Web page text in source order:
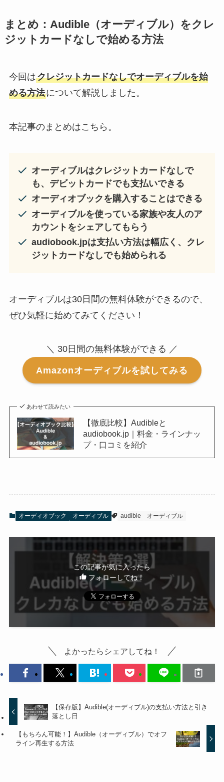
まとめ：Audible（オーディブル）をクレ
ジットカードなしで始める方法
今回はクレジットカードなしでオーディブルを始
める方法について解説しました。
本記事のまとめはこちら。
オーディブルはクレジットカードなしで
も、デビットカードでも支払いできる
オーディオブックを購入することはできる
オーディブルを使っている家族や友人のア
カウントをシェアしてもらう
audiobook.jpは支払い方法は幅広く、クレ
ジットカードなしでも始められる
オーディブルは30日間の無料体験ができるので、
ぜひ気軽に始めてみてください！
＼ 30日間の無料体験ができる ／
Amazonオーディブルを試してみる
あわせて読みたい
【徹底比較】Audibleと
audiobook.jp｜料金・ラインナッ
プ・口コミを紹介
オーディオブック オーディブル audible オーディブル
この記事が気に入ったら
フォローしてね！
よかったらシェアしてね！
【保存版】Audible(オーディブル)の支払い方法と引き
落とし日
【もちろん可能！】Audible（オーディブル）でオフ
ライン再生する方法